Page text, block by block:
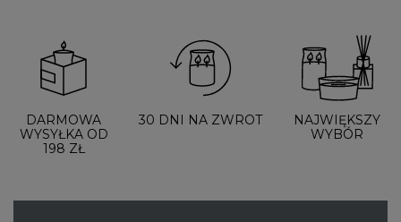
DARMOWA
WYSYŁKA OD
198 ZŁ
30 DNI NA ZWROT
NAJWIĘKSZY
WYBÓR